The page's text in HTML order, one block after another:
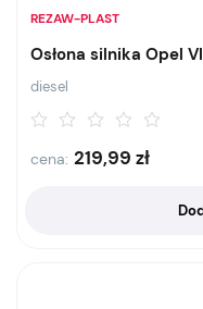
REZAW-PLAST
Osłona silnika Opel
diesel
cena: 219,99 zł